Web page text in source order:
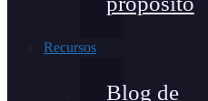
Recursos
Blog de